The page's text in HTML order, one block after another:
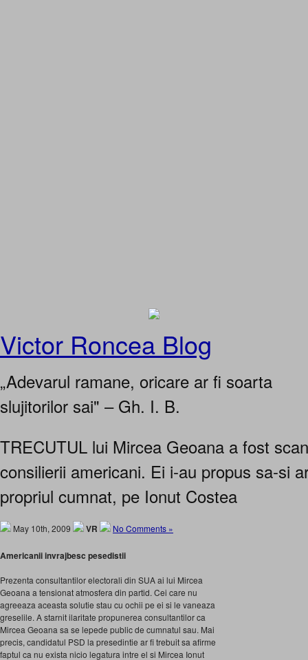
Victor Roncea Blog
„Adevarul ramane, oricare ar fi soarta
slujitorilor sai" – Gh. I. B.
TRECUTUL lui Mircea Geoana a fost
consilierii americani. Ei i-au propus sa-si
propriul cumnat, pe Ionut Costea
May 10th, 2009 VR No Comments »
Americanii invrajbesc pesedistii
Prezenta consultantilor electorali din SUA ai lui Mircea
Geoana a tensionat atmosfera din partid. Cei care nu
agreeaza aceasta solutie stau cu ochii pe ei si le vaneaza
greselile. A starnit ilaritate propunerea consultantilor ca
Mircea Geoana sa se lepede public de cumnatul sau. Mai
precis, candidatul PSD la presedintie ar fi trebuit sa afirme
faptul ca nu exista nicio legatura intre el si Mircea Ionut